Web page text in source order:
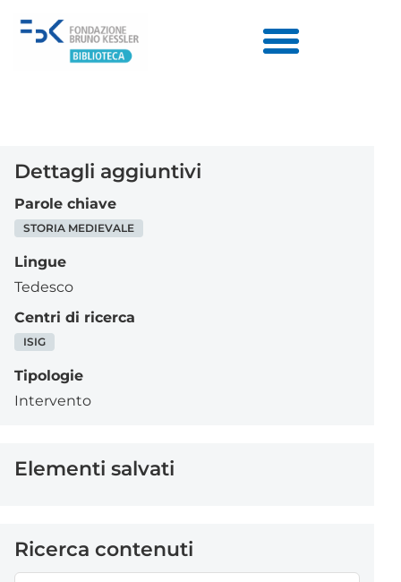
Dettagli aggiuntivi
Parole chiave
STORIA MEDIEVALE
Lingue
Tedesco
Centri di ricerca
ISIG
Tipologie
Intervento
Elementi salvati
Ricerca contenuti